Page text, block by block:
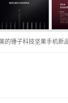
的锤子科技坚果手机新